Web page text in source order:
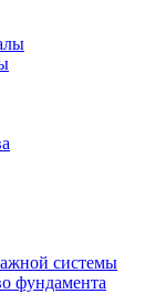
системы
фундамента